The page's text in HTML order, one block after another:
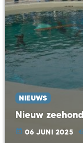
NIEUWS
Nieuw
today 06 JUNI 2025